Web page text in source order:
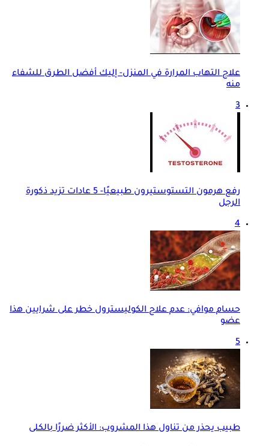
علاج التهاب المرارة في المنزل- إليك أفضل الطرق للشفاء
منه
3
رفع هرمون التستوستيرون طبيعيًا- 5 عادات تزيد ذكورة
الرجل
4
حسام موافي: عدم علاج الكوليسترول خطر على شرايين هذا
عضو
5
طبيب يحذر من تناول هذا المشروب: الأكثر ضررًا بالكلى